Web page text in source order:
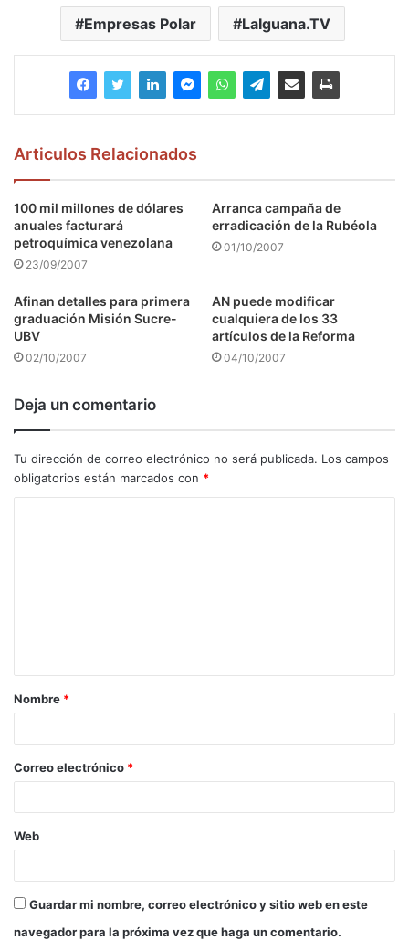
Empresas Polar LaIguana.TV
Articulos Relacionados
100 mil millones de dólares
anuales facturará
petroquímica venezolana
23/09/2007
Arranca campaña de
erradicación de la Rubéola
01/10/2007
Afinan detalles para primera
graduación Misión Sucre-
UBV
02/10/2007
AN puede modificar
cualquiera de los 33
artículos de la Reforma
04/10/2007
Deja un comentario
Tu dirección de correo electrónico no será publicada. Los campos
obligatorios están marcados con *
a
r
*
Nombre *
Correo electrónico *
Web
Guardar mi nombre, correo electrónico y sitio web en este
navegador para la próxima vez que haga un comentario.